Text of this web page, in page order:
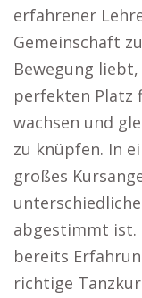
erfahrener
Gemeinschaft
Bewegung
perfekten Platz
wachsen und
zu knüpfen. In
großes
abgestimmt ist.
bereits
richtige